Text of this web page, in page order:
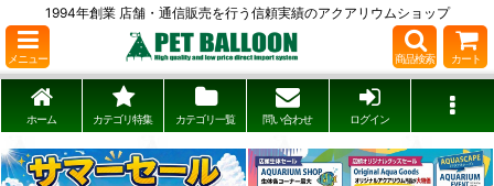
1994年創業 店舗・通信販売を行う信頼実績のアクアリウムショップ
メニュー 商品検索 カート
ホーム カテゴリ特集 カテゴリ一覧 問い合わせ ログイン